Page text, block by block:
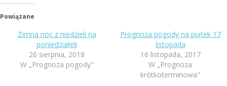
Powiązane
Zimna noc z niedzieli na
poniedziałek
26 sierpnia, 2018
W „Prognoza pogody"
Prognoza pogody na piątek 17
listopada
16 listopada, 2017
W „Prognoza
krótkoterminowa"